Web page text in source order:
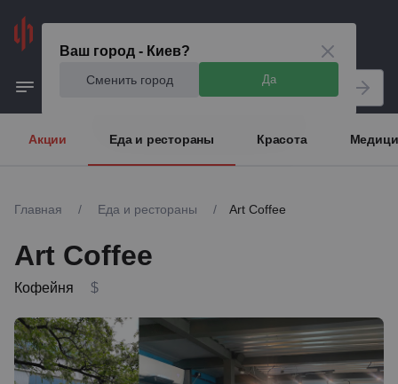
Ваш город - Киев?
Сменить город Да
Акции Еда и рестораны Красота
Главная / Еда и рестораны / Art Coffee
Art Coffee
Кофейня $